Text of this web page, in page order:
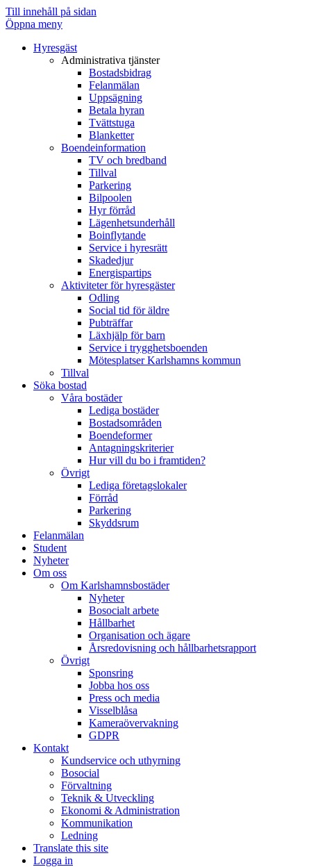
Observera:
Denna
innehåller
tillgänglighetssystem.
Till innehåll på sidan
Öppna meny
Hyresgäst
Administrativa tjänster
Bostadsbidrag
Felanmälan
Uppsägning
Betala hyran
Tvättstuga
Blanketter
Boendeinformation
TV och bredband
Tillval
Parkering
Bilpoolen
Hyr förråd
Lägenhetsunderhåll
Boinflytande
Service i hyresrätt
Skadedjur
Energispartips
Aktiviteter för hyresgäster
Odling
Social tid för äldre
Pubträffar
Läxhjälp för barn
Service i trygghetsboenden
Mötesplatser Karlshamns kommun
Tillval
Söka bostad
Våra bostäder
Lediga bostäder
Bostadsområden
Boendeformer
Antagningskriterier
Hur vill du bo i framtiden?
Övrigt
Lediga företagslokaler
Förråd
Parkering
Skyddsrum
Felanmälan
Student
Nyheter
Om oss
Om Karlshamnsbostäder
Nyheter
Bosocialt arbete
Hållbarhet
Organisation och ägare
Årsredovisning och hållbarhetsrapport
Övrigt
Sponsring
Jobba hos oss
Press och media
Visselblåsa
Kameraövervakning
GDPR
Kontakt
Kundservice och uthyrning
Bosocial
Förvaltning
Teknik & Utveckling
Ekonomi & Administration
Kommunikation
Ledning
Translate this site
Logga in